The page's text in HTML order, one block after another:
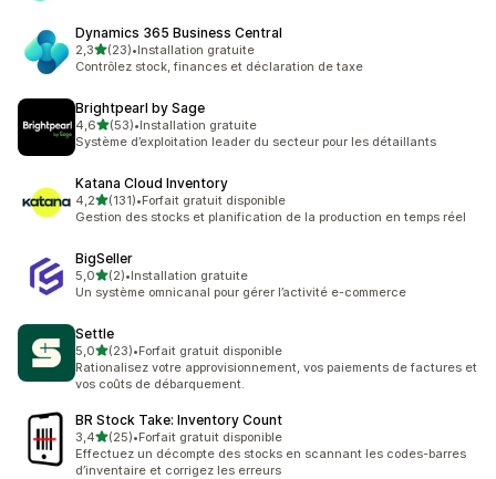
Dynamics 365 Business Central
2,3étoile(s) sur 5
(23)
23 avis au total
•Installation gratuite
Contrôlez stock, finances et déclaration de taxe
Brightpearl by Sage
4,6étoile(s) sur 5
(53)
53 avis au total
•Installation gratuite
Système d’exploitation leader du secteur pour les détaillants
Katana Cloud Inventory
4,2étoile(s) sur 5
(131)
131 avis au total
•Forfait gratuit disponible
Gestion des stocks et planification de la production en temps réel
BigSeller
5,0étoile(s) sur 5
(2)
2 avis au total
•Installation gratuite
Un système omnicanal pour gérer l’activité e-commerce
Settle
5,0étoile(s) sur 5
(23)
23 avis au total
•Forfait gratuit disponible
Rationalisez votre approvisionnement, vos paiements de factures et
vos coûts de débarquement.
BR Stock Take: Inventory Count
3,4étoile(s) sur 5
(25)
25 avis au total
•Forfait gratuit disponible
Effectuez un décompte des stocks en scannant les codes-barres
d’inventaire et corrigez les erreurs